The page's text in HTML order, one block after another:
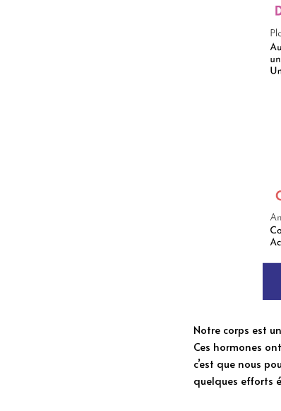
Notre corps est
Ces hormones
c’est que nous
quelques efforts